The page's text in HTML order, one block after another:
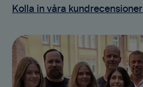
Kolla in våra kundrecensioner